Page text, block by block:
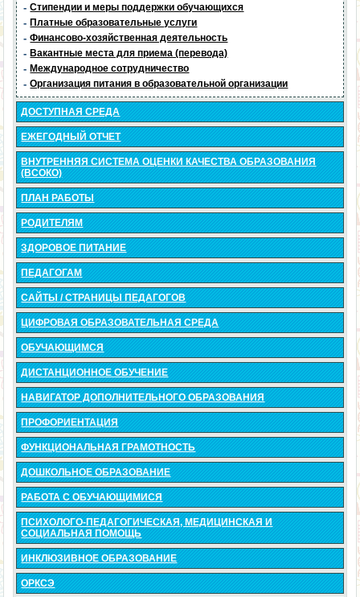
- Стипендии и меры поддержки обучающихся
- Платные образовательные услуги
- Финансово-хозяйственная деятельность
- Вакантные места для приема (перевода)
- Международное сотрудничество
- Организация питания в образовательной организации
ДОСТУПНАЯ СРЕДА
ЕЖЕГОДНЫЙ ОТЧЕТ
ВНУТРЕННЯЯ СИСТЕМА ОЦЕНКИ КАЧЕСТВА ОБРАЗОВАНИЯ
(ВСОКО)
ПЛАН РАБОТЫ
РОДИТЕЛЯМ
ЗДОРОВОЕ ПИТАНИЕ
ПЕДАГОГАМ
САЙТЫ / СТРАНИЦЫ ПЕДАГОГОВ
ЦИФРОВАЯ ОБРАЗОВАТЕЛЬНАЯ СРЕДА
ОБУЧАЮЩИМСЯ
ДИСТАНЦИОННОЕ ОБУЧЕНИЕ
НАВИГАТОР ДОПОЛНИТЕЛЬНОГО ОБРАЗОВАНИЯ
ПРОФОРИЕНТАЦИЯ
ФУНКЦИОНАЛЬНАЯ ГРАМОТНОСТЬ
ДОШКОЛЬНОЕ ОБРАЗОВАНИЕ
РАБОТА С ОБУЧАЮЩИМИСЯ
ПСИХОЛОГО-ПЕДАГОГИЧЕСКАЯ, МЕДИЦИНСКАЯ И
СОЦИАЛЬНАЯ ПОМОЩЬ
ИНКЛЮЗИВНОЕ ОБРАЗОВАНИЕ
ОРКСЭ